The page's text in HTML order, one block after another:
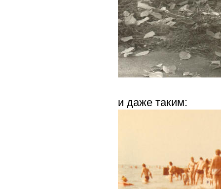
и даже таким: